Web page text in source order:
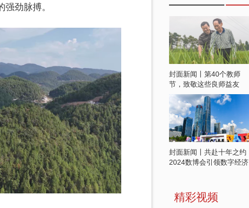
劲脉搏。
封面新闻丨第40个教师
节，致敬这些良师益友
封面新闻丨共赴十年之约
2024数博会引领数字经济
精彩视频